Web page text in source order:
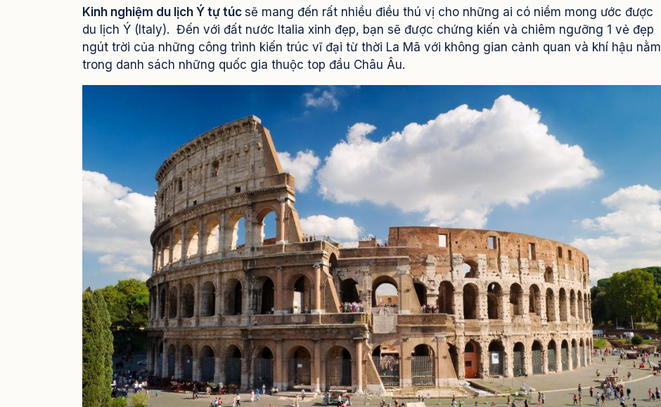
Lưu trú ở đâu khi đi đến Ý du lịch tự túc
III.Kinh nghiệm du lịch Ý tự túc
Phương tiện di chuyển ở Ý
Thông tin đại sứ quán Việt Nam tại Italia
IV. Ước tính chi phí chuyến đi du lịch Ý tự túc
Kinh nghiệm du lịch Ý tự túc sẽ mang đến rất nhiều điều thú vị cho những ai có niềm mong ước được
du lịch Ý (Italy). Đến với đất nước Italia xinh đẹp, bạn sẽ được chứng kiến và chiêm ngưỡng 1 vẻ đẹp
ngút trời của những công trình kiến trúc vĩ đại từ thời La Mã với không gian cảnh quan và khí hậu nằm
trong danh sách những quốc gia thuộc top đầu Châu Âu.